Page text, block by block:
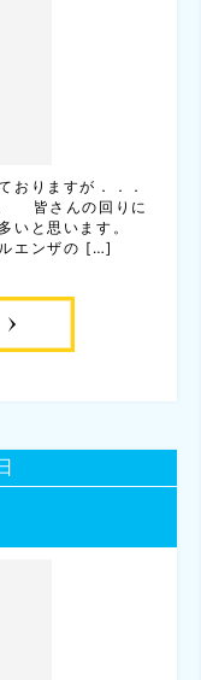
りますが．．．
皆さんの回りに
いと思います。
エンザの […]